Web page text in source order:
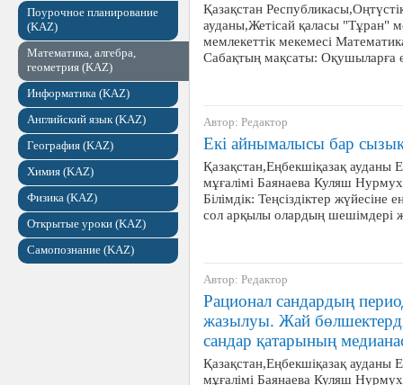
Поурочное планирование
(KAZ)
Математика, алгебра,
геометрия (KAZ)
Информатика (KAZ)
Английский язык (KAZ)
География (KAZ)
Химия (KAZ)
Физика (KAZ)
Открытые уроки (KAZ)
Самопознание (KAZ)
Қазақстан
ауданы,Жетісай қаласы "Тұран"
мемлекеттік мекемесі
Сабақтың мақсаты:
Автор: Редактор
Екі айнымалысы бар
Қазақстан,Еңбекшіқазақ ауданы
мұғалімі Баянаева Куляш
Білімдік: Теңсіздіктер жүйесіне
сол арқылы олардың
Автор: Редактор
Рационал сандардың
жазылуы. Жай
сандар қатарының
Қазақстан,Еңбекшіқазақ ауданы
мұғалімі Баянаева Куляш